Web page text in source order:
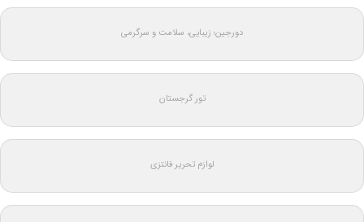
دورجین؛ زیبایی، سلامت و سرگرمی
تور گرجستان
لوازم تحریر فانتزی